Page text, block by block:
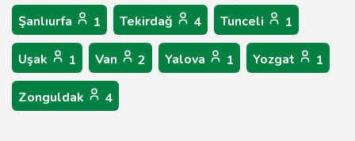
Şanlıurfa 1 Tekirdağ 4 Tunceli 1
Uşak 1 Van 2 Yalova 1 Yozgat 1
Zonguldak 4